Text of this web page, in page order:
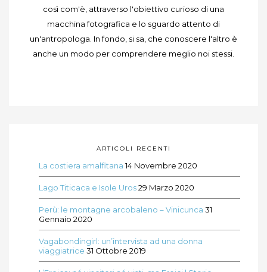
così com'è, attraverso l'obiettivo curioso di una
macchina fotografica e lo sguardo attento di
un'antropologa. In fondo, si sa, che conoscere l'altro è
anche un modo per comprendere meglio noi stessi.
ARTICOLI RECENTI
La costiera amalfitana 14 Novembre 2020
Lago Titicaca e Isole Uros29 Marzo 2020
Perù: le montagne arcobaleno – Vinicunca 31
Gennaio 2020
Vagabondingirl: un’intervista ad una donna
viaggiatrice 31 Ottobre 2019